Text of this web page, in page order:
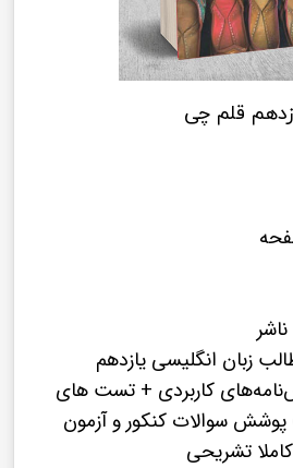
قلم چی
زبان انگلیسی یازدهم
کاربردی + تست های
سوالات کنکور و آزمون
تشریحی